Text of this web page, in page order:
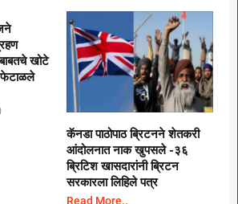
खोटे
फेटाळले
कॅनडा पाठोपाठ ब्रिटनने शेतकरी
आंदोलनात नाक खुपसले -३६
ब्रिटिश खासदारांनी ब्रिटन
सरकारला लिहिले पत्र
Read More..